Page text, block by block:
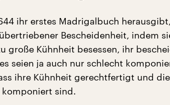
ihr erstes Madrigalbuch
Bescheidenheit, indem
große Kühnheit besessen, ihr
seien ja auch nur schlecht
ihre Kühnheit gerechtfertigt und
sind.